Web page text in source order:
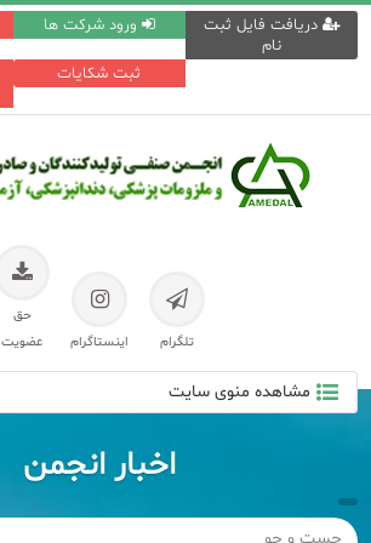
ورود شرکت ها
دریافت فایل ثبت
نام
ثبت شکایات
تلگرام اینستاگرام
حق
عضویت
مشاهده منوی سایت
اخبار انجمن